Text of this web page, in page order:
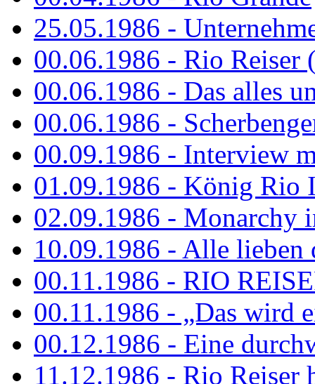
25.05.1986 -
00.06.1986 - Rio Reiser
00.06.1986 - Das alles
00.06.1986 -
00.09.1986 - Interview
01.09.1986 - König Rio
02.09.1986 - Monarchy
10.09.1986 - Alle lieben
00.11.1986 - RIO
00.11.1986 - „Das wird
00.12.1986 - Eine
11.12.1986 - Rio Reiser